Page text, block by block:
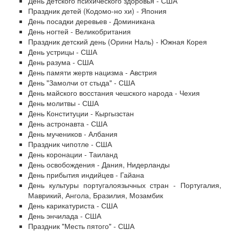
Праздник детей (Кодомо-но хи) - Япония
День посадки деревьев - Доминикана
День ногтей - Великобритания
Праздник детский день (Орини Наль) - Южная Корея
День устрицы - США
День разума - США
День памяти жертв нацизма - Австрия
День "Замолчи от стыда" - США
День майского восстания чешского народа - Чехия
День молитвы - США
День Конституции - Кыргызстан
День астронавта - США
День мучеников - Албания
Праздник чипотле - США
День коронации - Таиланд
День освобождения - Дания, Нидерланды
День прибытия индийцев - Гайана
День культуры португалоязычных стран - Португалия,
Маврикий, Ангола, Бразилия, Мозамбик
День карикатуриста - США
День энчилада - США
Праздник "Месть пятого" - США